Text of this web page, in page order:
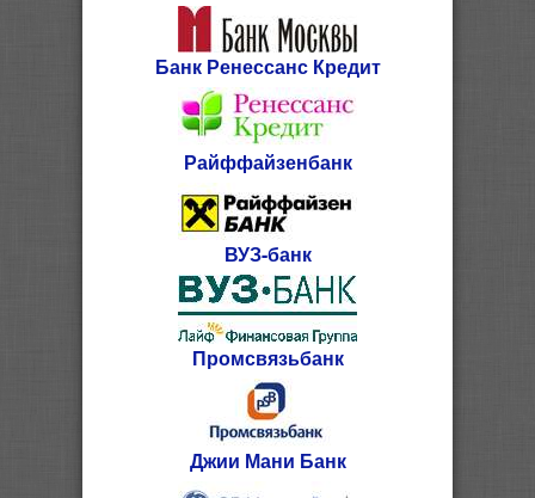
Банк Ренессанс Кредит
Райффайзенбанк
ВУЗ-банк
Промсвязьбанк
Джии Мани Банк